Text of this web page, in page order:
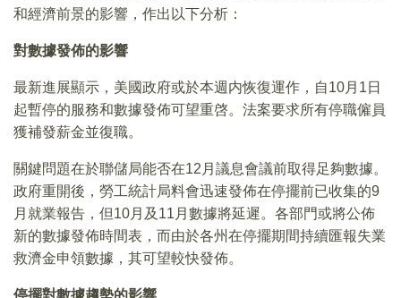
和經濟前景的影響，作出以下分析：
對數據發佈的影響
最新進展顯示，美國政府或於本週内恢復運作，自10月1日
起暫停的服務和數據發佈可望重啓。法案要求所有停職僱員
獲補發薪金並復職。
關鍵問題在於聯儲局能否在12月議息會議前取得足夠數據。
政府重開後，勞工統計局料會迅速發佈在停擺前已收集的9
月就業報告，但10月及11月數據將延遲。各部門或將公佈
新的數據發佈時間表，而由於各州在停擺期間持續匯報失業
救濟金申領數據，其可望較快發佈。
停擺對數據趨勢的影響